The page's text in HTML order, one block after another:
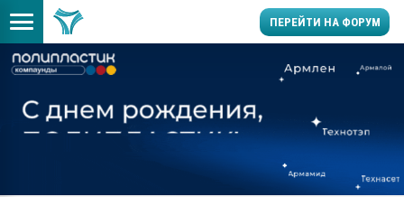
ПЕРЕЙТИ НА ФОРУМ
Вакуум-формовочные
ближайшее
28.07.2026